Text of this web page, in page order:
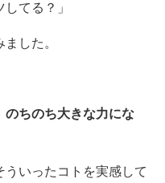
てる？」
した。
のちのち大きな力にな
いったコトを実感して